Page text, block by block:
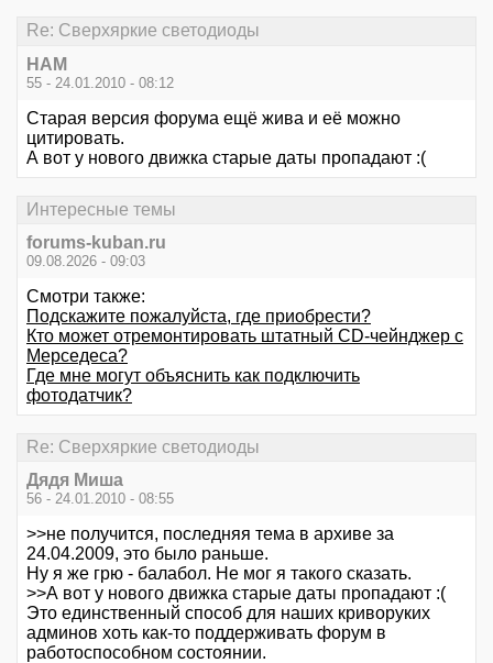
Re: Сверхяркие светодиоды
HAM
55 - 24.01.2010 - 08:12
Старая версия форума ещё жива и её можно
цитировать.
А вот у нового движка старые даты пропадают :(
Интересные темы
forums-kuban.ru
09.08.2026 - 09:03
Смотри также:
Подскажите пожалуйста, где приобрести?
Кто может отремонтировать штатный CD-чейнджер с
Мерседеса?
Где мне могут объяснить как подключить
фотодатчик?
Re: Сверхяркие светодиоды
Дядя Миша
56 - 24.01.2010 - 08:55
>>не получится, последняя тема в архиве за
24.04.2009, это было раньше.
Ну я же грю - балабол. Не мог я такого сказать.
>>А вот у нового движка старые даты пропадают :(
Это единственный способ для наших криворуких
админов хоть как-то поддерживать форум в
работоспособном состоянии.